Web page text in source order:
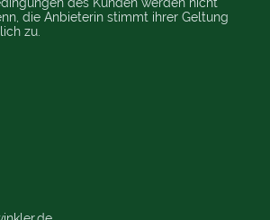
die Anbieterin stimmt ihrer Geltung
zu.